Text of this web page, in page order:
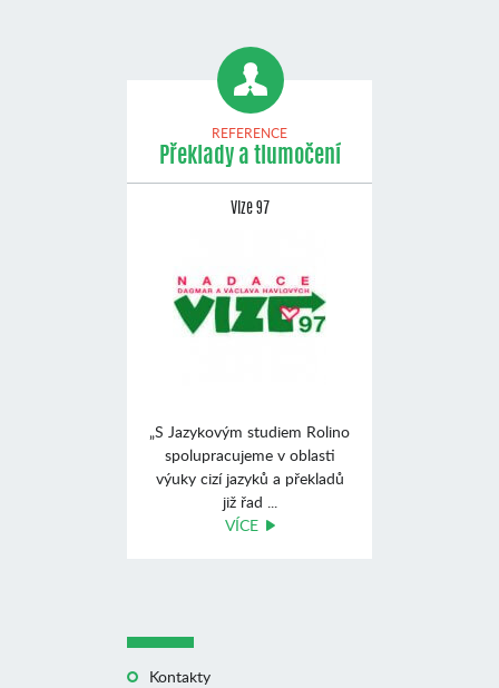
REFERENCE
Překlady a tlumočení
Vize 97
„S Jazykovým studiem Rolino
spolupracujeme v oblasti
výuky cizí jazyků a překladů
již řad ...
VÍCE
Kontakty